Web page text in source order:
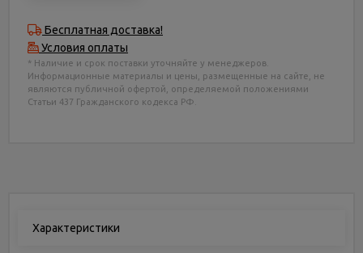
Бесплатная доставка!
Условия оплаты
* Наличие и срок поставки уточняйте у менеджеров.
Информационные материалы и цены, размещенные на сайте, не
являются публичной офертой, определяемой положениями
Статьи 437 Гражданского кодекса РФ.
Характеристики